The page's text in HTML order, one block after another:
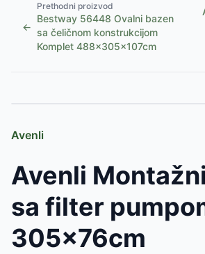
←
Prethodni proizvod
Bestway 56448 Ovalni bazen
sa čeličnom konstrukcijom
Komplet 488x305x107cm
Purlov Sklopivi Bazen za Pse
Intex Prism Frame Pravougaoni
Bestway Fast Set Okrugli bazen
Bestway APX365™ Bazen sa
Bestway Bazen sa pumpom i
Intex Sklopivi bazen za kućne
Avenli
Avenli
sa filter
305x76cm